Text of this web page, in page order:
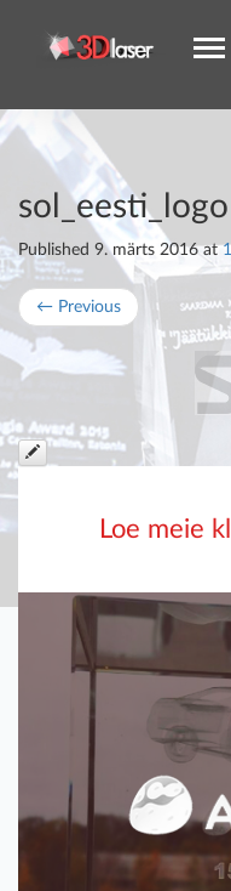
sol_eesti_logo
Published 9. märts 2016at
← Previous
Loe meie